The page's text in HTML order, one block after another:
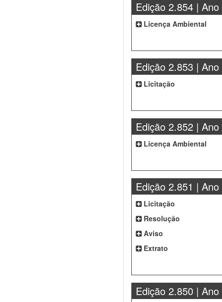
Edição 2.854 | Ano
Licença Ambiental
Edição 2.853 | Ano
Licitação
Edição 2.852 | Ano
Licença Ambiental
Edição 2.851 | Ano
Licitação
Resolução
Aviso
Extrato
Edição 2.850 | Ano